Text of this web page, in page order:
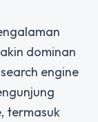
dominan
engine
termasuk